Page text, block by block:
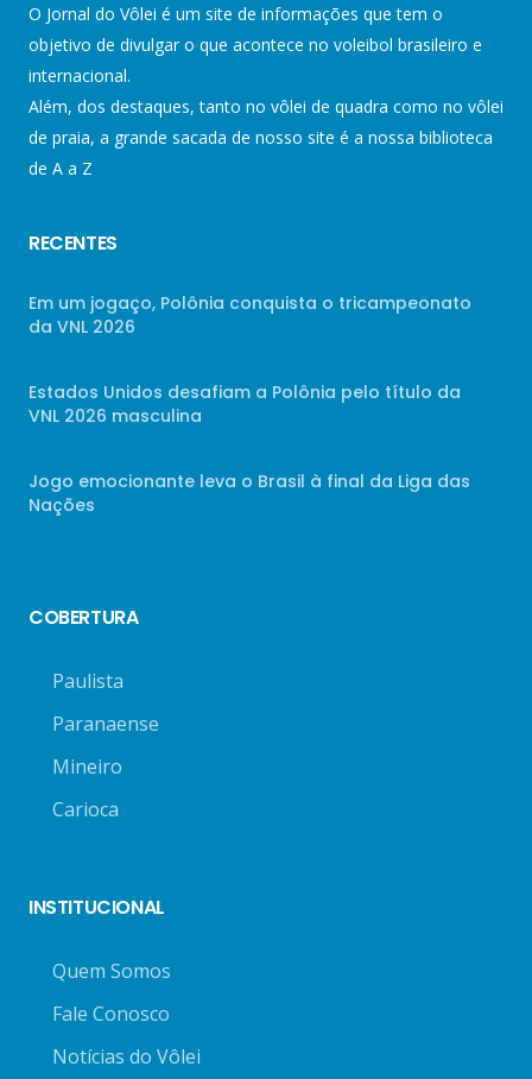
O Jornal do Vôlei é um site de informações que tem o
objetivo de divulgar o que acontece no voleibol brasileiro e
internacional.
Além, dos destaques, tanto no vôlei de quadra como no vôlei
de praia, a grande sacada de nosso site é a nossa biblioteca
de A a Z
RECENTES
Em um jogaço, Polônia conquista o tricampeonato
da VNL 2026
Estados Unidos desafiam a Polônia pelo título da
VNL 2026 masculina
Jogo emocionante leva o Brasil à final da Liga das
Nações
COBERTURA
Paulista
Paranaense
Mineiro
Carioca
INSTITUCIONAL
Quem Somos
Fale Conosco
Notícias do Vôlei